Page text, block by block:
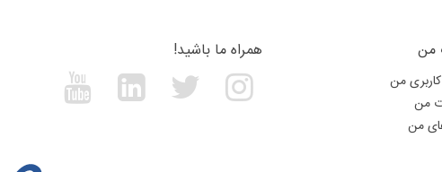
من
من
من
من
همراه ما باشید!